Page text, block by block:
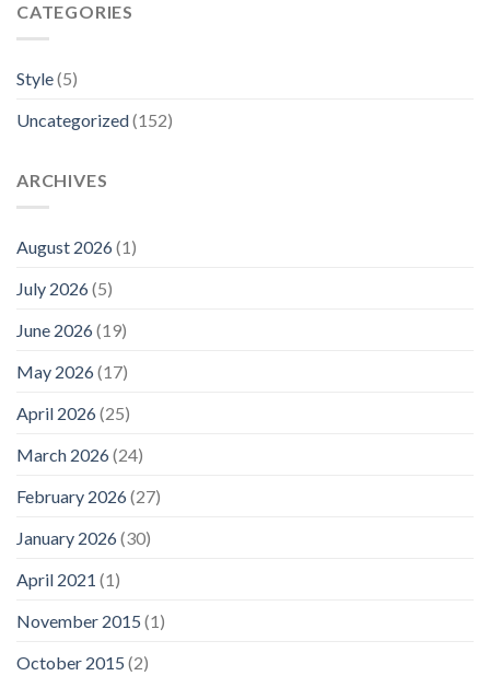
CATEGORIES
Style(5)
Uncategorized(152)
ARCHIVES
August 2026(1)
July 2026(5)
June 2026(19)
May 2026(17)
April 2026(25)
March 2026(24)
February 2026(27)
January 2026(30)
April 2021 (1)
November 2015 (1)
October 2015 (2)